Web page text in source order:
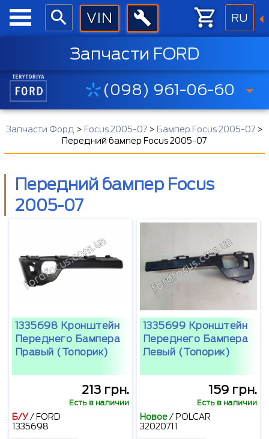
RU
Запчасти FORD
(098) 961-06-60
Запчасти Форд > Focus 2005-07> Бампер Focus 2005-07>
Передний бампер Focus 2005-07
Передний бампер Focus
2005-07
1335698 Кронштейн
Переднего Бампера
Правый (топорик)
213 грн.
Есть в наличии
Б/У/ FORD
1335698
1335699 Кронштейн
Переднего Бампера
Левый (топорик)
159 грн.
Есть в наличии
Новое/ POLCAR
32020711